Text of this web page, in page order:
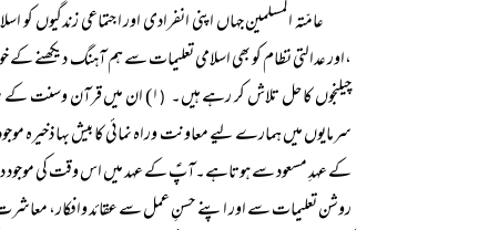
عامّتہ المسلمین جہاں اپنی انفرادی اور اجتماعی زندگیوں
،اور عدالتی نظام کو بھی اسلامی تعلیمات سے ہم آہنگ
چیلنجوں کا حل تلاش کر رہے ہیں۔ ( ۱) ان میں قرآن وسنت کے
سرمایوں میں ہمارے لیے معاونت وراہ نمائی کا بیش بہا ذخیرہ
کے عہدِ مسعود سے ہوتاہے۔آپؑ کے عہد میں اس وقت کی موجود
روشن تعلیمات سے اور اپنے حسنِ عمل سے عقائد وافکار،